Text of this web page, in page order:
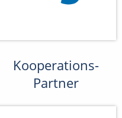
Kooperations-
Partner